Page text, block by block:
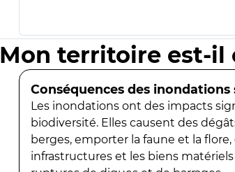
Mon territoire est-il
Conséquences des inondations
Les inondations ont des impacts
biodiversité. Elles causent des
berges, emporter la faune et la
infrastructures et les biens